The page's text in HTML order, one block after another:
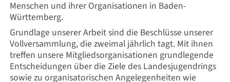
Menschen und ihrer Organisationen in Baden-
Württemberg.
Grundlage unserer Arbeit sind die Beschlüsse unserer
Vollversammlung, die zweimal jährlich tagt. Mit ihnen
treffen unsere Mitgliedsorganisationen grundlegende
Entscheidungen über die Ziele des Landesjugendrings
sowie zu organisatorischen Angelegenheiten wie